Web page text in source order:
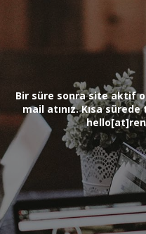
Bir süre sonra site aktif
mail atınız. Kısa